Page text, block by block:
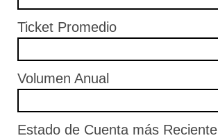
Ticket Promedio
Volumen Anual
Estado de Cuenta más Reciente